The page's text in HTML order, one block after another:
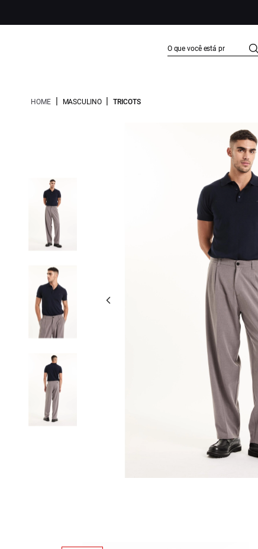
HOME | MASCULINO | TRICOTS